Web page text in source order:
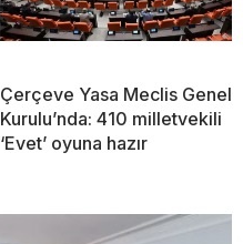
Çerçeve Yasa Meclis Genel
Kurulu’nda: 410 milletvekili
‘Evet’ oyuna hazır